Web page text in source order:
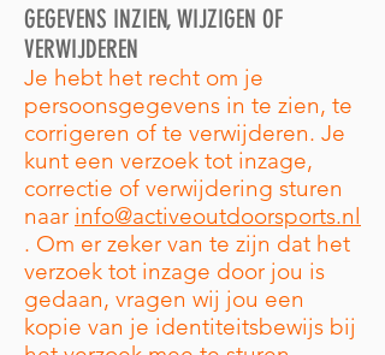
GEGEVENS INZIEN, WIJZIGEN OF
VERWIJDEREN
Je hebt het recht om je
persoonsgegevens in te zien, te
corrigeren of te verwijderen. Je
kunt een verzoek tot inzage,
correctie of verwijdering sturen
naar info@activeoutdoorsports.nl
. Om er zeker van te zijn dat het
verzoek tot inzage door jou is
gedaan, vragen wij jou een
kopie van je identiteitsbewijs bij